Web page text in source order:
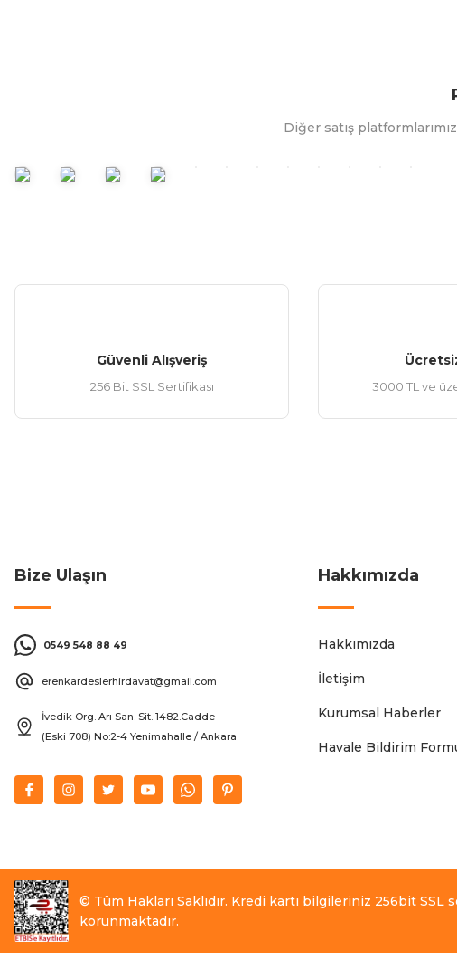
Diğer satış
Güvenli Alışveriş
256 Bit SSL Sertifikası 3000 TL ve
Bize Ulaşın
0549 548 88 49
erenkardeslerhirdavat@gmail.com
İvedik Org. Arı San. Sit. 1482.Cadde
(Eski 708) No:2-4 Yenimahalle / Ankara
Hakkımızda
Hakkımızda
İletişim
Kurumsal Haberler
Havale Bildirim
© Tüm Hakları Saklıdır. Kredi kartı bilgileriniz 256bit SSL
korunmaktadır.